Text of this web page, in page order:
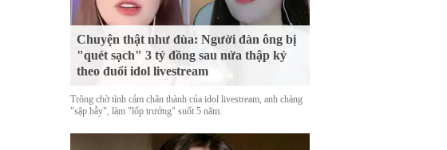
Chuyện thật như đùa: Người đàn ông bị
"quét sạch" 3 tỷ đồng sau nửa thập kỷ
theo đuổi idol livestream
Trông chờ tình cảm chân thành của idol livestream, anh chàng
"sập bẫy", làm "lốp trưởng" suốt 5 năm.